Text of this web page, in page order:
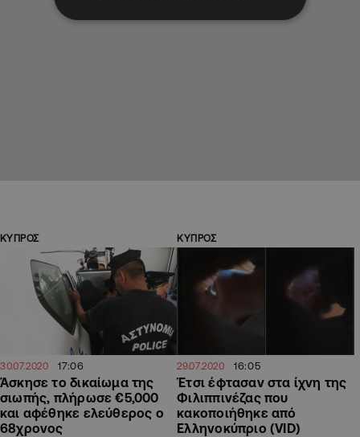
ΚΥΠΡΟΣ
30.07.2020 17:06
Άσκησε το δικαίωμα της
σιωπής, πλήρωσε €5,000
και αφέθηκε ελεύθερος ο
68χρονος
ΚΥΠΡΟΣ
29.07.2020 16:05
Έτσι έφτασαν στα ίχνη της
Φιλιππινέζας που
κακοποιήθηκε από
Ελληνοκύπριο (VID)